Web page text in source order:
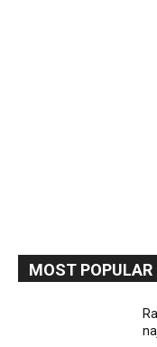
MOST POPULAR